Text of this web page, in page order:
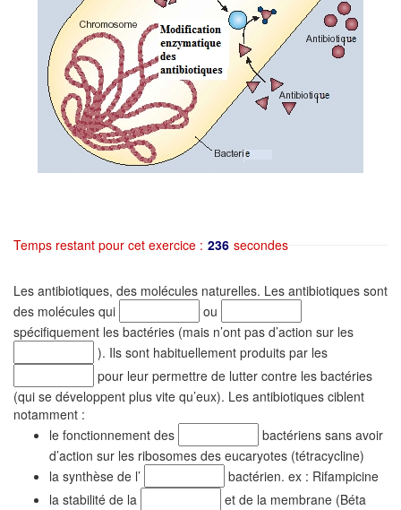
Temps restant pour cet exercice : 235 secondes
Les antibiotiques, des molécules naturelles. Les antibiotiques sont
des molécules qui
ou
spécifiquement les bactéries (mais n’ont pas d’action sur les
). Ils sont habituellement produits par les
pour leur permettre de lutter contre les bactéries
(qui se développent plus vite qu’eux). Les antibiotiques ciblent
notamment :
le fonctionnement des
bactériens sans avoir
d’action sur les ribosomes des eucaryotes (tétracycline)
la synthèse de l’
bactérien. ex : Rifampicine
la stabilité de la
et de la membrane (Béta